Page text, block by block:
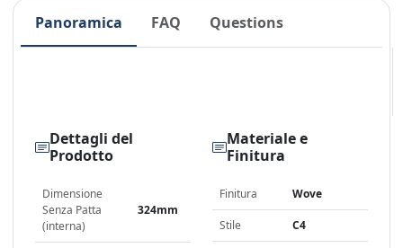
Panoramica FAQ Questions
Dettagli del
Prodotto
Dimensione
Senza Patta
(interna)
324mm
Materiale e
Finitura
Finitura Wove
Stile C4